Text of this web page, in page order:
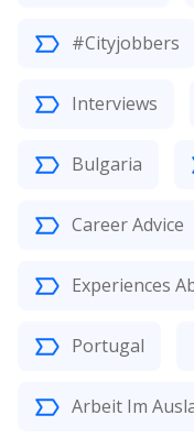
#Cityjobbers
Interviews
Bulgaria
Career Advice
Experiences
Portugal
Arbeit Im